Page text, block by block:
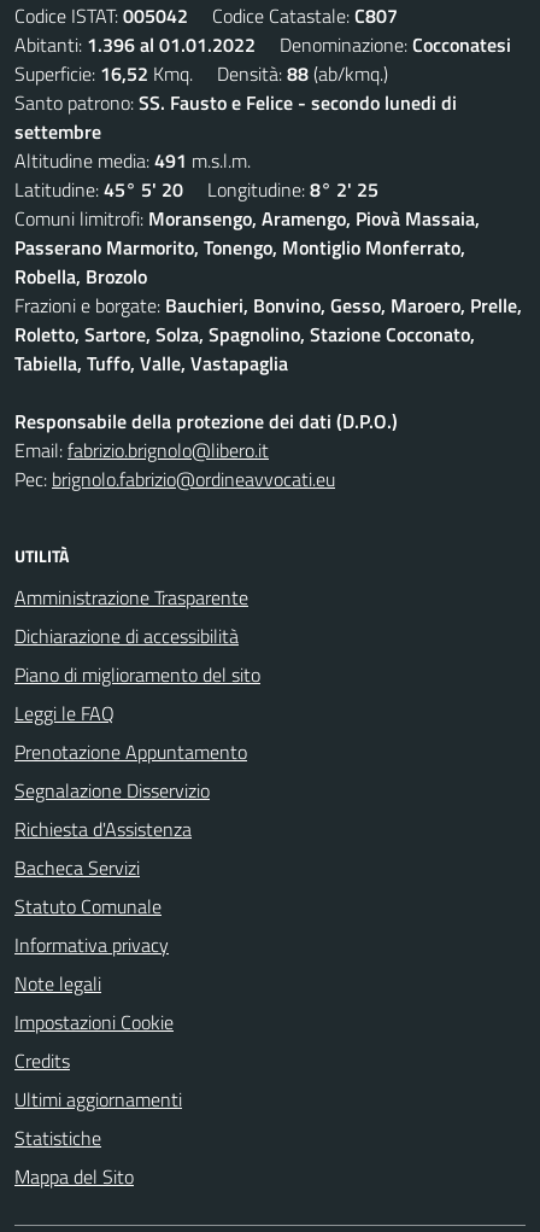
Codice ISTAT:005042 Codice Catastale:C807
Abitanti: 1.396 al 01.01.2022 Denominazione:Cocconatesi
Superficie: 16,52 Kmq. Densità:88(ab/kmq.)
Santo patrono:SS. Fausto e Felice - secondo lunedi di
settembre
Altitudine media:491 m.s.l.m.
Latitudine:45° 5' 20 Longitudine:8° 2' 25
Comuni limitrofi: Moransengo, Aramengo, Piovà Massaia,
Passerano Marmorito, Tonengo, Montiglio Monferrato,
Robella, Brozolo
Frazioni e borgate: Bauchieri, Bonvino, Gesso, Maroero, Prelle,
Roletto, Sartore, Solza, Spagnolino, Stazione Cocconato,
Tabiella, Tuffo, Valle, Vastapaglia
Responsabile della protezione dei dati (D.P.O.)
Email:fabrizio.brignolo@libero.it
Pec: brignolo.fabrizio@ordineavvocati.eu
UTILITÀ
Amministrazione Trasparente
Dichiarazione di accessibilità
Piano di miglioramento del sito
Leggi le FAQ
Prenotazione Appuntamento
Segnalazione Disservizio
Richiesta d'Assistenza
Bacheca Servizi
Statuto Comunale
Informativa privacy
Note legali
Impostazioni Cookie
Credits
Ultimi aggiornamenti
Statistiche
Mappa del Sito